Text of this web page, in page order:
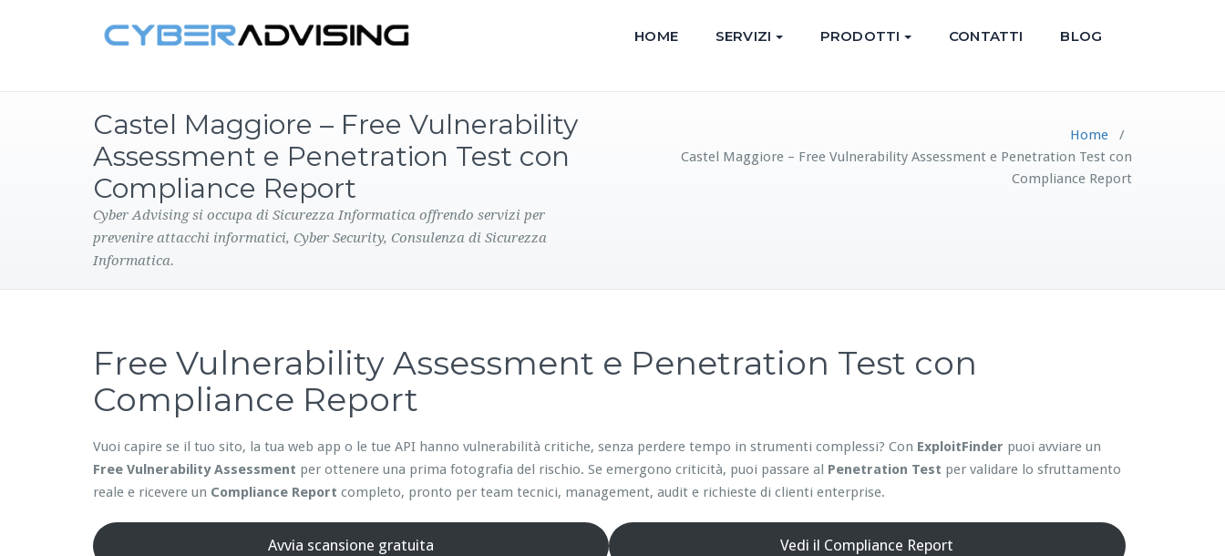
HOME SERVIZI PRODOTTI CONTATTI BLOG
Castel Maggiore – Free Vulnerability
Assessment e Penetration Test con
Compliance Report
Cyber Advising si occupa di Sicurezza Informatica offrendo servizi per
prevenire attacchi informatici, Cyber Security, Consulenza di Sicurezza
Informatica.
Home /
Castel Maggiore – Free Vulnerability Assessment e Penetration Test con
Compliance Report
Free Vulnerability Assessment e Penetration Test con
Compliance Report
Vuoi capire se il tuo sito, la tua web app o le tue API hanno vulnerabilità critiche, senza perdere tempo in strumenti complessi? Con ExploitFinder puoi avviare un
Free Vulnerability Assessment per ottenere una prima fotografia del rischio. Se emergono criticità, puoi passare al Penetration Test per validare lo sfruttamento
reale e ricevere un Compliance Report completo, pronto per team tecnici, management, audit e richieste di clienti enterprise.
Avvia scansione gratuita Vedi il Compliance Report